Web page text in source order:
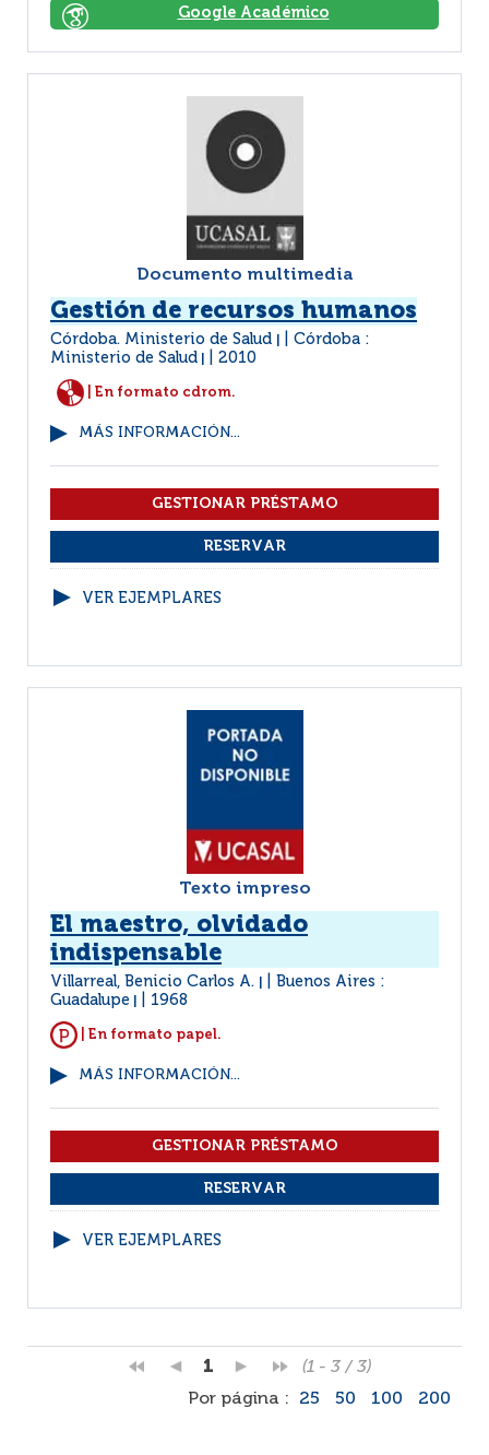
Google Académico
Documento multimedia
Gestión de recursos humanos
Córdoba. Ministerio de Salud
Córdoba :
Ministerio de Salud
2010
| En formato cdrom.
MÁS INFORMACIÓN...
VER EJEMPLARES
Texto impreso
El maestro, olvidado
indispensable
Villarreal, Benicio Carlos A.
Buenos Aires :
Guadalupe
1968
| En formato papel.
MÁS INFORMACIÓN...
VER EJEMPLARES
1
(1 - 3 / 3)
Por página :
25 50 100 200